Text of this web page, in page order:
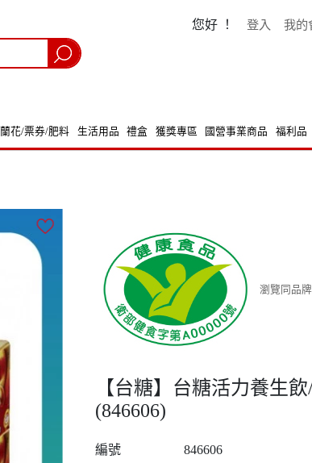
您好 ！ 登入 我的
蘭花/票券/肥料 生活用品 禮盒 獲獎專區 國營事業商品 福利品
瀏覽同品
【台糖】台糖活力養生
(846606)
編號 846606